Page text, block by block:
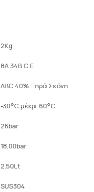
2Kg
8A 34B C E
ABC 40% Ξηρά Σκόνη
-30°C μέχρι 60°C
26bar
18,00bar
2,50Lt
SUS304